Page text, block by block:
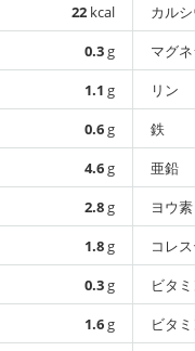
22 kcal
0.3g
1.1 g
0.6g
4.6g
2.8g
1.8g
0.3g
1.6g
カル
マグ
リン
鉄
亜鉛
ヨウ素
コレ
ビタ
ビタ